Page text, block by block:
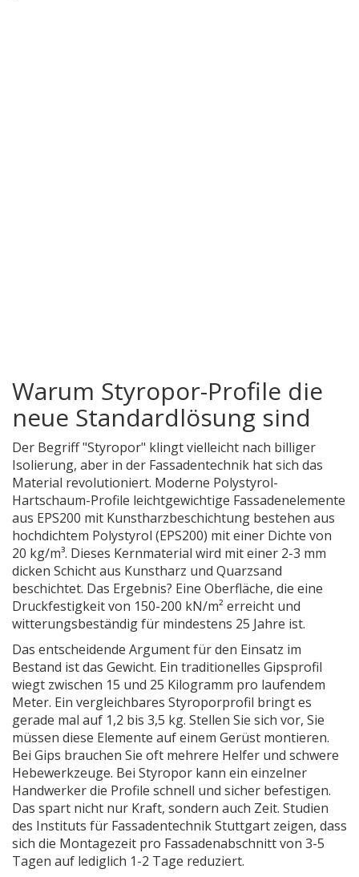
Warum Styropor-Profile die
neue Standardlösung sind
Der Begriff "Styropor" klingt vielleicht nach billiger
Isolierung, aber in der Fassadentechnik hat sich das
Material revolutioniert. Moderne Polystyrol-
Hartschaum-Profile leichtgewichtige Fassadenelemente
aus EPS200 mit Kunstharzbeschichtung bestehen aus
hochdichtem Polystyrol (EPS200) mit einer Dichte von
20 kg/m³. Dieses Kernmaterial wird mit einer 2-3 mm
dicken Schicht aus Kunstharz und Quarzsand
beschichtet. Das Ergebnis? Eine Oberfläche, die eine
Druckfestigkeit von 150-200 kN/m² erreicht und
witterungsbeständig für mindestens 25 Jahre ist.
Das entscheidende Argument für den Einsatz im
Bestand ist das Gewicht. Ein traditionelles Gipsprofil
wiegt zwischen 15 und 25 Kilogramm pro laufendem
Meter. Ein vergleichbares Styroporprofil bringt es
gerade mal auf 1,2 bis 3,5 kg. Stellen Sie sich vor, Sie
müssen diese Elemente auf einem Gerüst montieren.
Bei Gips brauchen Sie oft mehrere Helfer und schwere
Hebewerkzeuge. Bei Styropor kann ein einzelner
Handwerker die Profile schnell und sicher befestigen.
Das spart nicht nur Kraft, sondern auch Zeit. Studien
des Instituts für Fassadentechnik Stuttgart zeigen, dass
sich die Montagezeit pro Fassadenabschnitt von 3-5
Tagen auf lediglich 1-2 Tage reduziert.